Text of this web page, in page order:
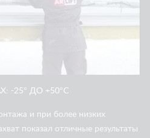
-25° ДО +50°С
и при более низких
показал отличные результаты